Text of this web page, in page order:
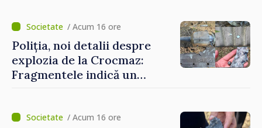
/ Acum 16 ore
Poliția, noi detalii despre
explozia de la Crocmaz:
Fragmentele indică un
/ Acum 16 ore